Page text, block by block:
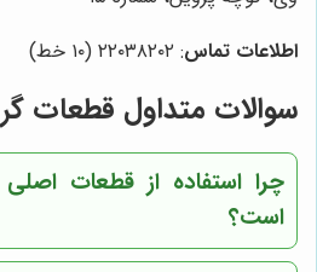
اطلاعات تماس: ٢٢٠٣٨٢٠٢ (١٠ خط)
سوالات متداول قطعات
چرا استفاده از قطعات
است؟